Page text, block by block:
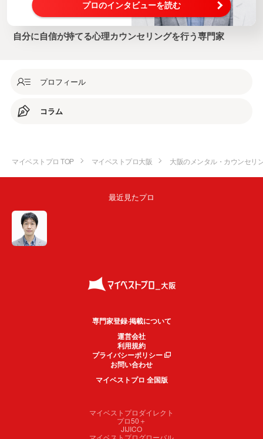
プロのインタビューを読む
自分に自信が持てる心理カウンセリングを行う専門家
プロフィール
コラム
マイベストプロ TOP マイベストプロ大阪 大阪のメンタル・カウンセリ
最近見たプロ
専門家登録·掲載について
運営会社
利用規約
プライバシーポリシー
お問い合わせ
マイベストプロ 全国版
マイベストプロダイレクト
プロ50＋
JIJICO
マイベストプログローバル